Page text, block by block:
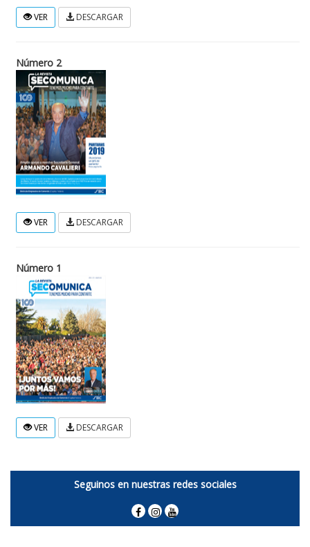
VER DESCARGAR
Número 2
VER DESCARGAR
Número 1
VER DESCARGAR
Seguinos en nuestras redes sociales